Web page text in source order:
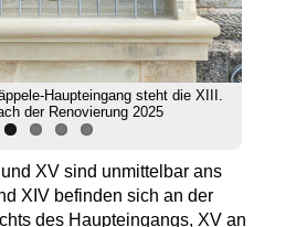
Haupteingang steht die XIII.
der Renovierung 2025
XV sind unmittelbar ans
XIV befinden sich an der
des Haupteingangs, XV an